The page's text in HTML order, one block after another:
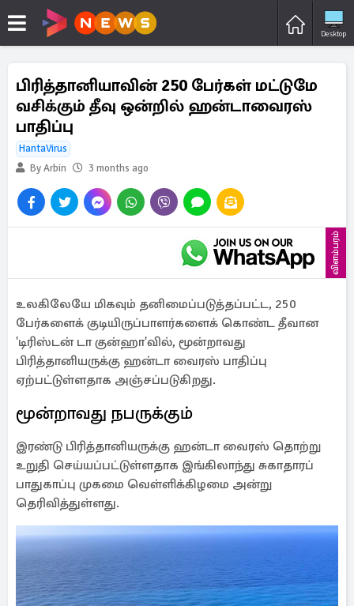
Desktop
பிரித்தானியாவின் 250 பேர்கள் மட்டுமே
வசிக்கும் தீவு ஒன்றில் ஹன்டாவைரஸ்
பாதிப்பு
HantaVirus
By Arbin
3 months ago
விளம்பரம்
உலகிலேயே மிகவும் தனிமைப்படுத்தப்பட்ட, 250
பேர்களைக் குடியிருப்பாளர்களைக் கொண்ட தீவான
'டிரிஸ்டன் டா குன்ஹா'வில், மூன்றாவது
பிரித்தானியருக்கு ஹன்டா வைரஸ் பாதிப்பு
ஏற்பட்டுள்ளதாக அஞ்சப்படுகிறது.
மூன்றாவது நபருக்கும்
இரண்டு பிரித்தானியருக்கு ஹன்டா வைரஸ் தொற்று
உறுதி செய்யப்பட்டுள்ளதாக இங்கிலாந்து சுகாதாரப்
பாதுகாப்பு முகமை வெள்ளிக்கிழமை அன்று
தெரிவித்துள்ளது.